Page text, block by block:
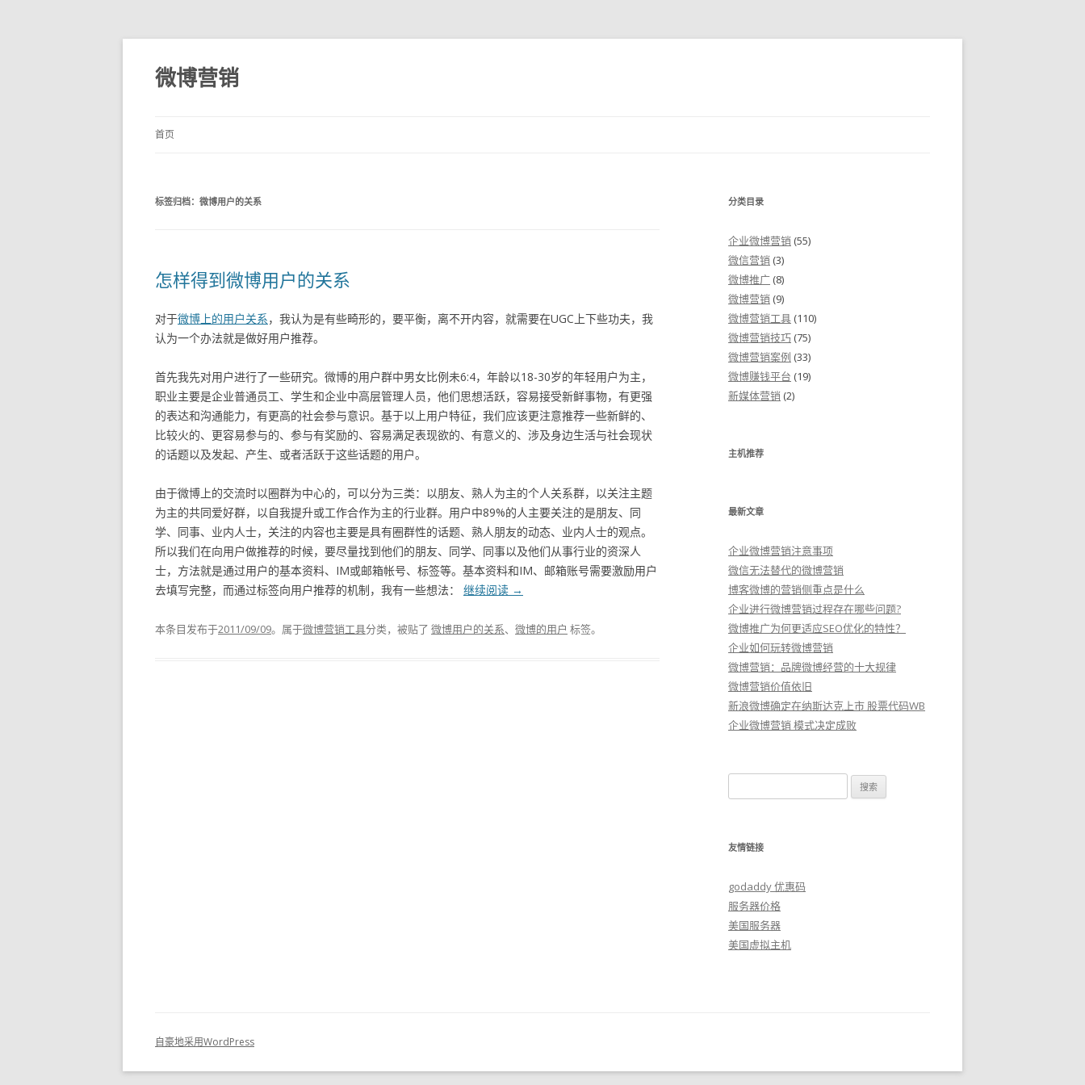
微博营销
首页
标签归档： 微博用户的关系
怎样得到微博用户的关系
对于微博上的用户关系，我认为是有些畸形的，要平衡，离不开内容，就需要在UGC上下些功夫，我
认为一个办法就是做好用户推荐。
首先我先对用户进行了一些研究。微博的用户群中男女比例未6:4，年龄以18-30岁的年轻用户为主，
职业主要是企业普通员工、学生和企业中高层管理人员，他们思想活跃，容易接受新鲜事物，有更强
的表达和沟通能力，有更高的社会参与意识。基于以上用户特征，我们应该更注意推荐一些新鲜的、
比较火的、更容易参与的、参与有奖励的、容易满足表现欲的、有意义的、涉及身边生活与社会现状
的话题以及发起、产生、或者活跃于这些话题的用户。
由于微博上的交流时以圈群为中心的，可以分为三类：以朋友、熟人为主的个人关系群，以关注主题
为主的共同爱好群，以自我提升或工作合作为主的行业群。用户中89%的人主要关注的是朋友、同
学、同事、业内人士，关注的内容也主要是具有圈群性的话题、熟人朋友的动态、业内人士的观点。
所以我们在向用户做推荐的时候，要尽量找到他们的朋友、同学、同事以及他们从事行业的资深人
士，方法就是通过用户的基本资料、IM或邮箱帐号、标签等。基本资料和IM、邮箱账号需要激励用户
去填写完整，而通过标签向用户推荐的机制，我有一些想法： 继续阅读 →
本条目发布于2011/09/09。属于微博营销工具分类，被贴了 微博用户的关系、 微博的用户 标签。
分类目录
企业微博营销 (55)
微信营销 (3)
微博推广 (8)
微博营销 (9)
微博营销工具 (110)
微博营销技巧 (75)
微博营销案例 (33)
微博赚钱平台 (19)
新媒体营销 (2)
主机推荐
最新文章
企业微博营销注意事项
微信无法替代的微博营销
博客微博的营销侧重点是什么
企业进行微博营销过程存在哪些问题?
微博推广为何更适应SEO优化的特性？
企业如何玩转微博营销
微博营销：品牌微博经营的十大规律
微博营销价值依旧
新浪微博确定在纳斯达克上市 股票代码WB
企业微博营销 模式决定成败
索：
友情链接
godaddy 优惠码
服务器价格
美国服务器
美国虚拟主机
自豪地采用WordPress